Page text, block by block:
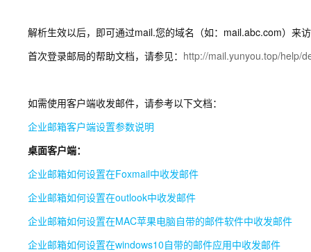
解析生效以后，即可通过mail.您的域名（如：mail.abc.com）来
首次登录邮局的帮助文档，请参见： http://mail.yunyou.top/help/
如需使用客户端收发邮件，请参考以下文档：
企业邮箱客户端设置参数说明
桌面客户端：
企业邮箱如何设置在Foxmail中收发邮件
企业邮箱如何设置在outlook中收发邮件
企业邮箱如何设置在MAC苹果电脑自带的邮件软件中收发邮件
企业邮箱如何设置在windows10自带的邮件应用中收发邮件